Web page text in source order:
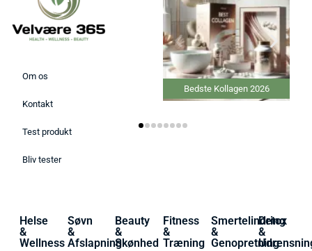
Om os
Kontakt
Test produkt
Bliv tester
Bedste Kollagen 2026
Helse
&
Wellness
Søvn
&
Afslapning
Beauty
&
Skønhed
Fitness
&
Træning
Smertelindring
&
Genopretning
Detox
&